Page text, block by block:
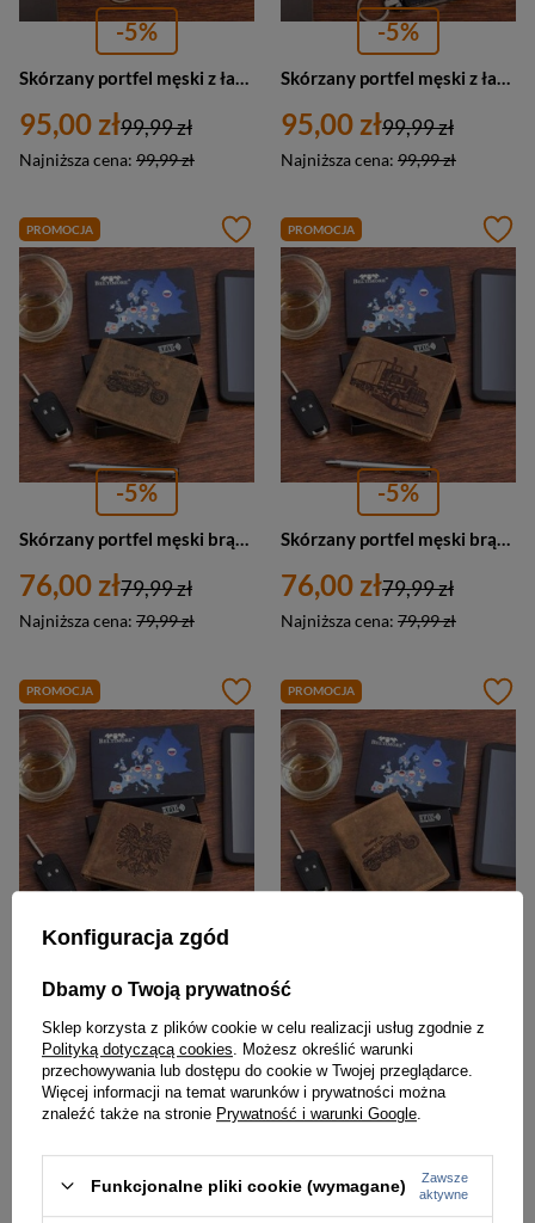
-5%
95,00 zł
Najniższa cena: 99,99 zł
99,99 zł
-5%
95,00 zł
Najniższa cena: 99,99 zł
99,99 zł
PROMOCJA
-5%
Skórzany portfel męski brązowy nubuk poziomy wzór motocykl RFiD - Beltimore R94
76,00 zł
Najniższa cena: 79,99 zł
79,99 zł
PROMOCJA
-5%
Skórzany portfel męski brązowy nubuk poziomy wzór ciężarówka RFiD - Beltimore R93
76,00 zł
Najniższa cena: 79,99 zł
79,99 zł
PROMOCJA
-5%
Skórzany portfel męski brązowy nubuk poziomy wzór Godło Polski Orzeł RFiD - Beltimore R92
76,00 zł
Najniższa cena:79,99 zł
79,99 zł
PROMOCJA
76,00 zł
Najniższa cena:79,99 zł
79,99 zł
PROMOCJA PROMOCJA
Konfiguracja zgód
Dbamy o Twoją prywatność
Sklep korzysta z plików cookie w celu realizacji usług zgodnie z
Polityką dotyczącą cookies . Możesz określić warunki
przechowywania lub dostępu do cookie w Twojej przeglądarce.
Więcej informacji na temat warunków i prywatności można
znaleźć także na stronie Prywatność i warunki Google
Funkcjonalne pliki cookie (wymagane)
Zawsze
aktywne